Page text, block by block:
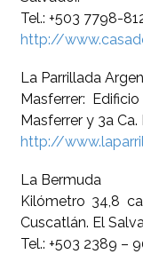
Tel.: +503 7798-
http://
La Parrillada
Masferrer:
Masferrer y 3a Ca.
http://
La Bermuda
Kilómetro 34,8
Cuscatlán. El
Tel.: +503 2389 –